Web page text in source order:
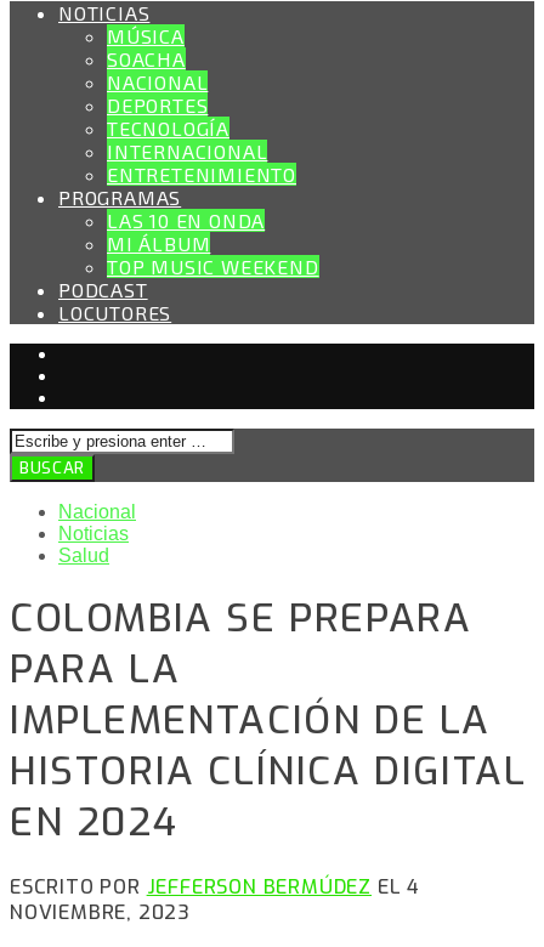
NOTICIAS
MÚSICA
SOACHA
NACIONAL
DEPORTES
TECNOLOGÍA
INTERNACIONAL
ENTRETENIMIENTO
PROGRAMAS
LAS 10 EN ONDA
MI ÁLBUM
TOP MUSIC WEEKEND
PODCAST
LOCUTORES
Nacional
Noticias
Salud
COLOMBIA SE PREPARA
PARA LA
IMPLEMENTACIÓN DE LA
HISTORIA CLÍNICA DIGITAL
EN 2024
ESCRITO POR JEFFERSON BERMÚDEZ EL 4
NOVIEMBRE, 2023